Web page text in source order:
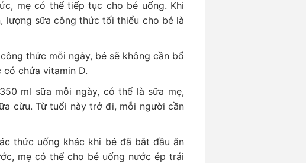
mẹ có thể tiếp tục cho bé uống. Khi
lượng sữa công thức tối thiểu cho bé là
thức mỗi ngày, bé sẽ không cần bổ
chứa vitamin D.
ml sữa mỗi ngày, có thể là sữa mẹ,
cừu. Từ tuổi này trở đi, mỗi người cần
thức uống khác khi bé đã bắt đầu ăn
mẹ có thể cho bé uống nước ép trái